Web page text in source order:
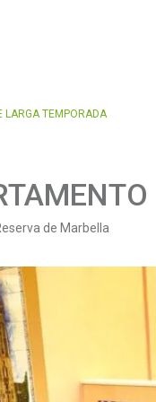
LARGA TEMPORADA
de Marbella